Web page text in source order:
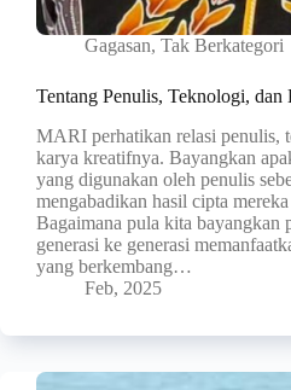
Gagasan, Tak Berkategori
Tentang Penulis, Teknologi,
MARI perhatikan relasi penulis,
karya kreatifnya. Bayangkan
yang digunakan oleh penulis
mengabadikan hasil cipta
Bagaimana pula kita bayangkan
generasi ke generasi
yang berkembang…
Feb, 2025